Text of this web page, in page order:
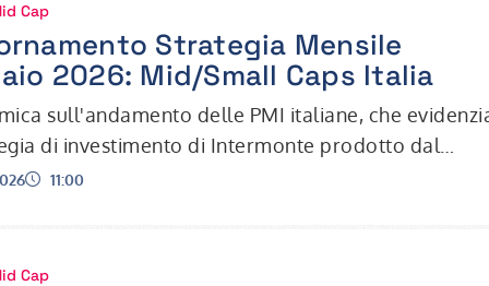
Cap
Strategia Mensile
2026: Mid/Small Caps Italia
sull'andamento delle PMI italiane, che
di investimento di Intermonte prodotto dal
Studi.
Ora:
11:00
Cap